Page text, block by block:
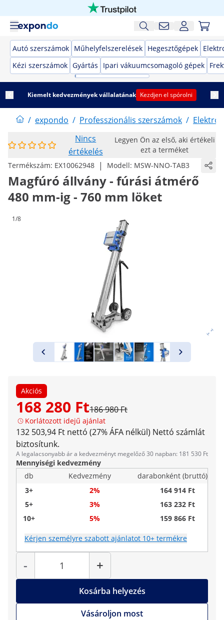
Autó szerszámok Műhelyfelszerelések Hegesztőgépek
Kézi szerszámok Gyártás Ipari vákuumcsomagoló gépek
Kiemelt kedvezmények vállalatának Kezdjen el spórolni
/ expondo / Professzionális szerszámok /
Nincs
értékelés
Legyen Ön az első, aki értékeli
ezt a terméket
Termékszám: EX10062948 | Modell: MSW-NNO-TAB3
Magfúró állvány - fúrási átmérő
480 mm-ig - 760 mm löket
1/8
Akciós
168 280 Ft186 980 Ft
Korlátozott idejű ajánlat
132 503,94 Ft nettó (27% ÁFA nélkül) Nettó számlát
biztosítunk.
A legalacsonyabb ár a kedvezményt megelőző 30 napban: 181 530 Ft
Mennyiségi kedvezmény
db
Kedvezmény
darabonként (bruttó)
3+
2%
164 914 Ft
5+
3%
163 232 Ft
10+
5% 159 866 Ft
Kérjen személyre szabott ajánlatot 10+ termékre
-
Mennyiség
+
Kosárba helyezés
Vásároljon most